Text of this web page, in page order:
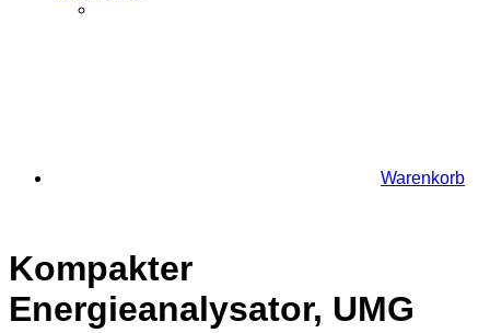
Warenkorb
Kompakter
Energieanalysator, UMG